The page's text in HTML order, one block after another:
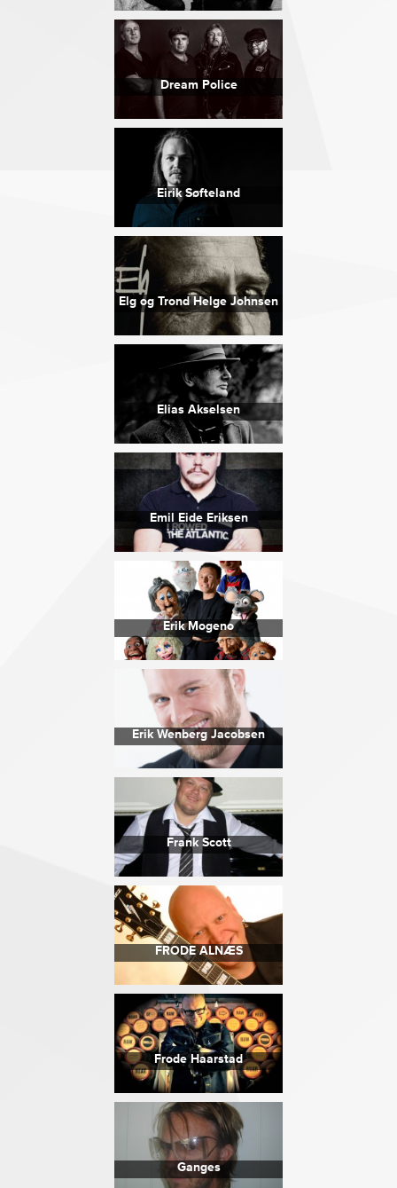
Dream Police
Eirik Søfteland
Elg og Trond Helge Johnsen
Elias Akselsen
Emil Eide Eriksen
Erik Mogeno
Erik Wenberg Jacobsen
Frank Scott
FRODE ALNÆS
Frode Haarstad
Ganges